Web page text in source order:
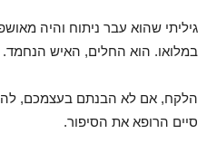
גיליתי שהוא עבר ניתוח והיה
במלואו. הוא החלים, האיש
הלקח, אם לא הבנתם בעצמכם,
סיים הרופא את הסיפור.